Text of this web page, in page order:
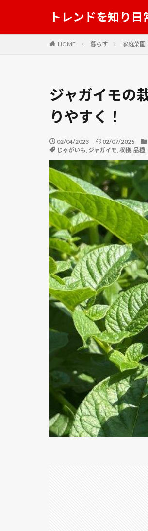
トレンドを知り日
HOME 暮らす 家庭菜園
ジャガイモの
りやすく！
02/04/2023 02/07/2026
じゃがいも, ジャガイモ, 収穫, 品種,